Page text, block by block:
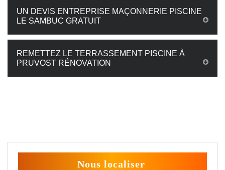
UN DEVIS ENTREPRISE MAÇONNERIE PISCINE
LE SAMBUC GRATUIT
REMETTEZ LE TERRASSEMENT PISCINE À
PRUVOST RÉNOVATION
Nous localiser